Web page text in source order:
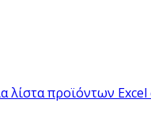
λίστα προϊόντων